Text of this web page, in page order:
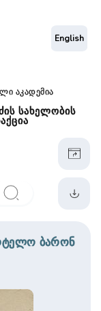
აკადემია
სახელობის
English
ბარონ